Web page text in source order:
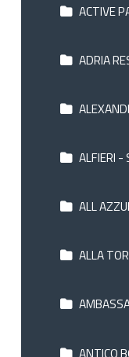
ACTIVE
ADRIA
ALFIERI -
ALL
ALLA
ANTICO